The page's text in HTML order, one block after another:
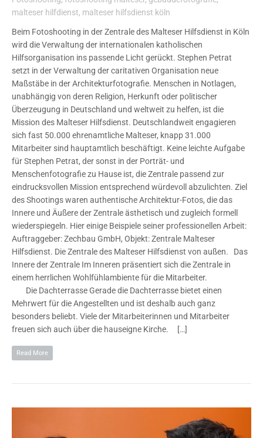
malteser hilfdienst, malteser hilfsdienst köln
Beim Fotoshooting in der Zentrale des Malteser Hilfsdienst in Köln
wird die Verwaltung der internationalen katholischen
Hilfsorganisation ins passende Licht gerückt. Stephen Petrat
setzt in der Verwaltung der caritativen Organisation neue
Maßstäbe in der Architekturfotografie. Menschen in Notlagen,
unabhängig von deren Religion, Herkunft oder politischer
Überzeugung in Deutschland und weltweit zu helfen, ist die
Mission des Malteser Hilfsdienst. Deutschlandweit engagieren
sich fast 50.000 ehrenamtliche Malteser, knapp 31.000
Mitarbeiter sind hauptamtlich beschäftigt. Keine leichte Aufgabe
für Stephen Petrat, der sonst in der Porträt- und
Menschenfotografie zu Hause ist, die Zentrale passend zur
eindrucksvollen Mission entsprechend würdevoll abzulichten. Ziel
des Shootings waren authentische Architektur-Fotos, die das
Innere und Äußere der Zentrale ästhetisch und zugleich formell
wiederspiegeln. Hier einige Beispiele seiner professionellen Arbeit:
Auftraggeber: Zechbau GmbH, Objekt: Zentrale Malteser
Hilfsdienst. Die Zentrale des Malteser Hilfsdienst von außen. Das
Innere der Zentrale Im Inneren präsentiert sich die Zentrale in
einem herrlichen Wohlfühlambiente für die Mitarbeiter.
Die Dachterrasse Gerade die Dachterrasse bietet einen
Mehrwert für die Angestellten und ist deshalb auch ganz
besonders beliebt. Viele der Mitarbeiterinnen und Mitarbeiter
freuen sich auch über die hauseigne Kirche. […]
Read More